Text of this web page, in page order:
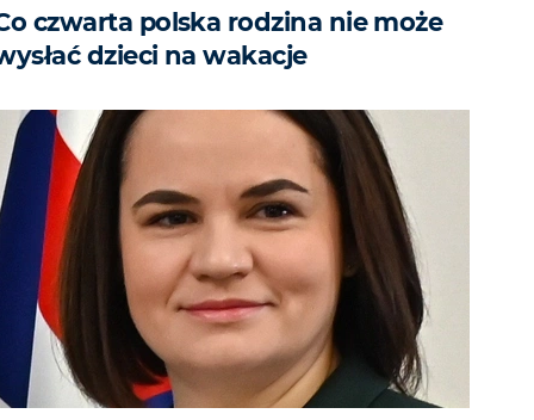
czwarta polska rodzina nie może
dzieci na wakacje